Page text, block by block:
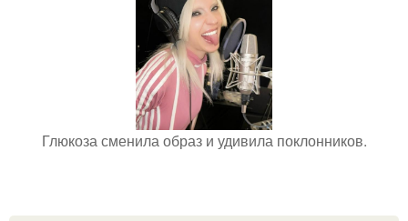
Глюкоза сменила образ и удивила поклонников.